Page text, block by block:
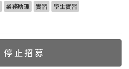
業務助理 實習 學生實習
停止招募